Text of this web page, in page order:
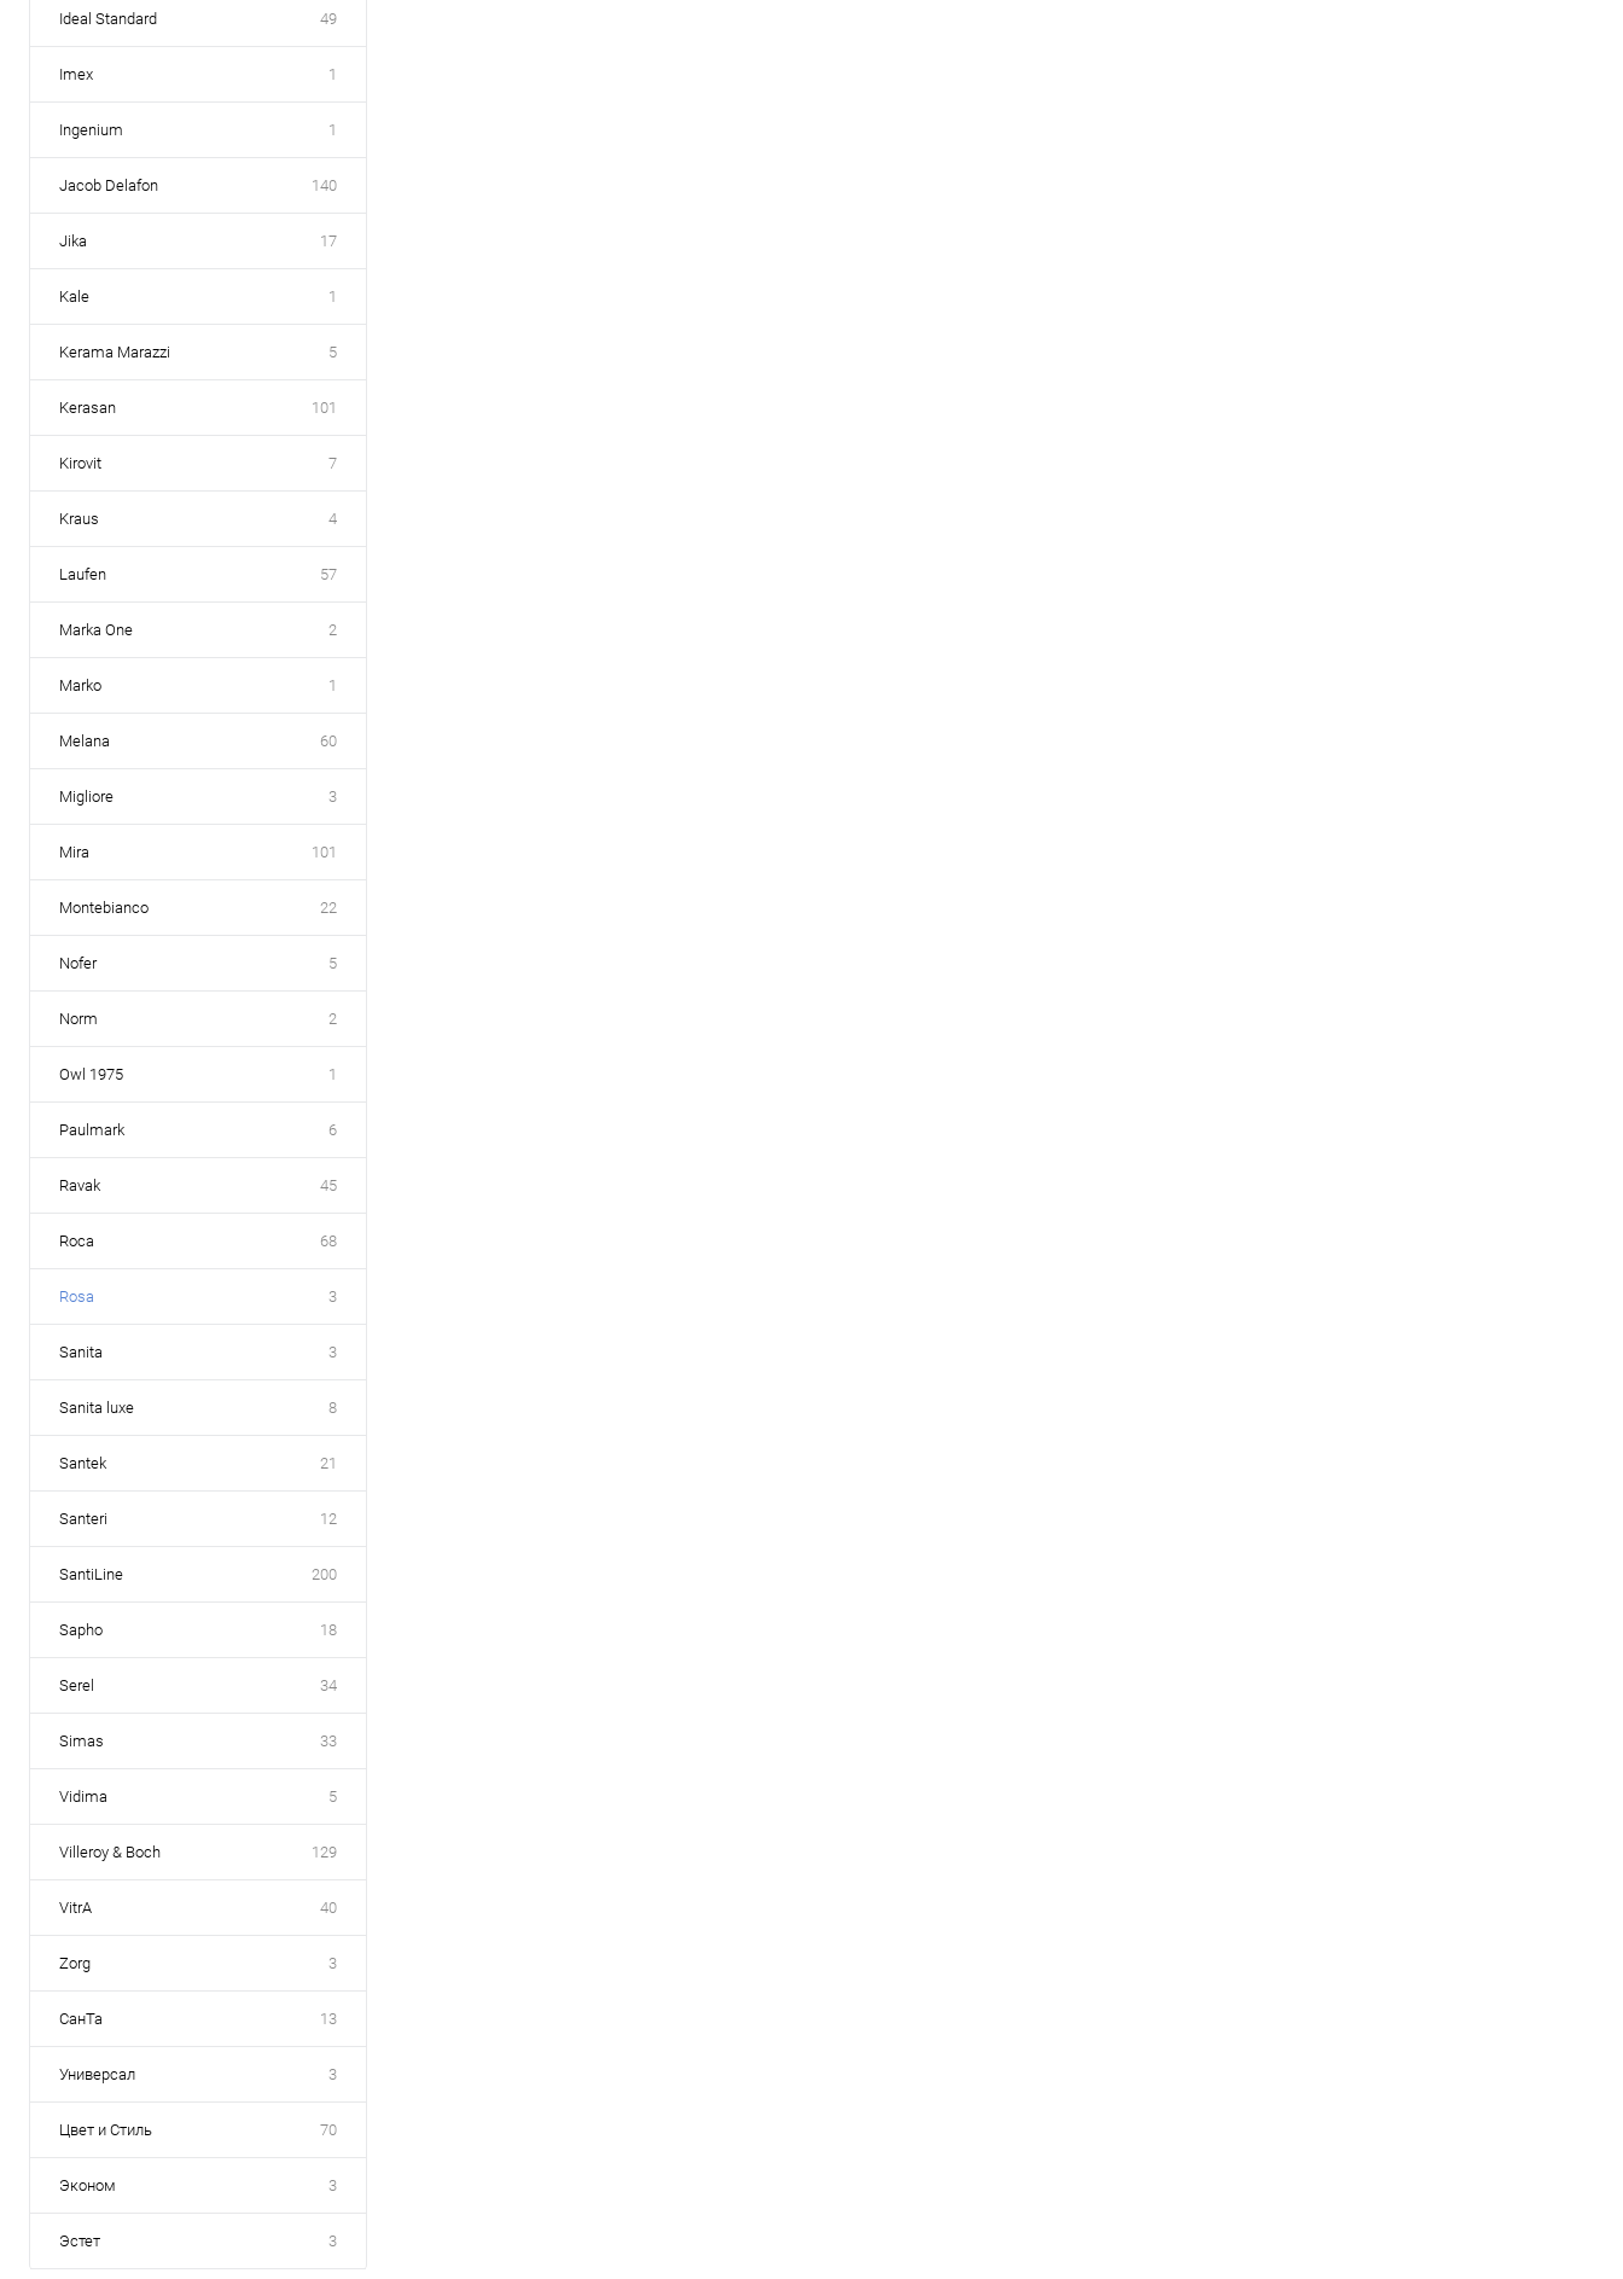
Ideal Standard 49
Imex 1
Ingenium 1
Jacob Delafon 140
Jika 17
Kale 1
Kerama Marazzi 5
Kerasan 101
Kirovit 7
Kraus 4
Laufen 57
Marka One 2
Marko 1
Melana 60
Migliore 3
Mira 101
Montebianco 22
Nofer 5
Norm 2
Owl 1975 1
Paulmark 6
Ravak 45
Roca 68
Rosa 3
Sanita 3
Sanita luxe 8
Santek 21
Santeri 12
SantiLine 200
Sapho 18
Serel 34
Simas 33
Vidima 5
Villeroy & Boch 129
VitrA 40
Zorg 3
СанТа 13
Универсал 3
Цвет и Стиль 70
Эконом 3
Эстет 3